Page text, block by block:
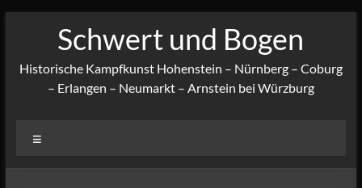
Schwert und Bogen
Historische Kampfkunst Hohenstein – Nürnberg – Coburg
– Erlangen – Neumarkt – Arnstein bei Würzburg